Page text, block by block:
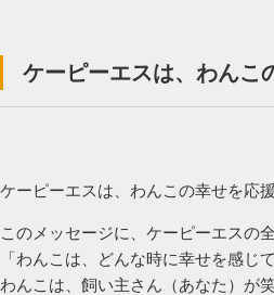
ケーピーエスは、わんこ
ケーピーエスは、わんこの幸せを応
このメッセージに、ケーピーエスの
「わんこは、どんな時に幸せを感じ
わんこは、飼い主さん（あなた）が